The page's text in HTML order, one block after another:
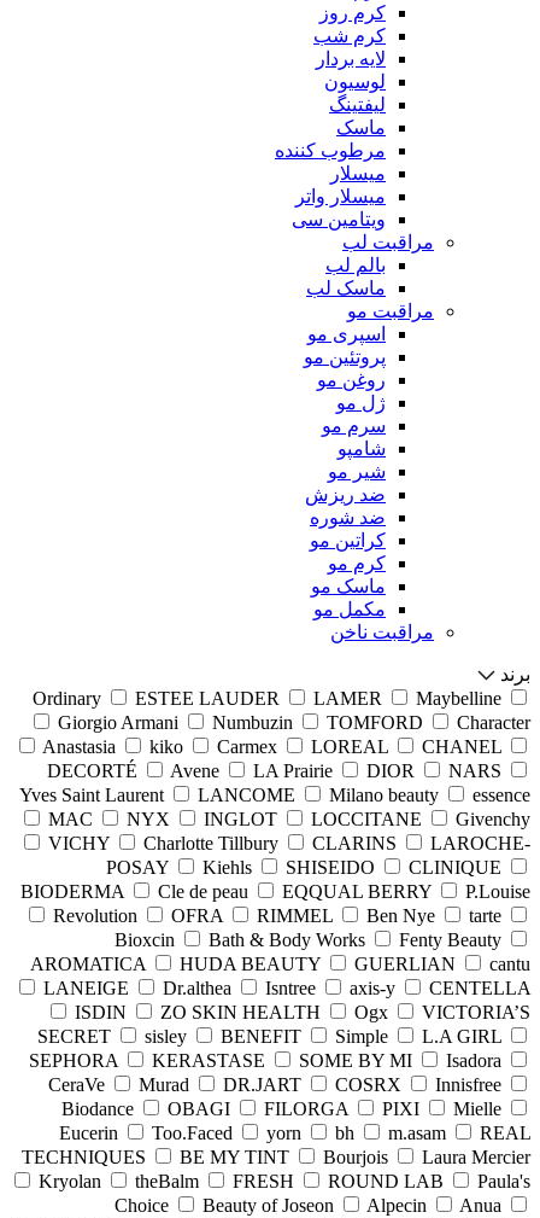
کرم روز
کرم شب
لایه بردار
لوسیون
لیفتینگ
ماسک
مرطوب کننده
میسلار
میسلار واتر
ویتامین سی
مراقبت لب
بالم لب
ماسک لب
مراقبت مو
اسپری مو
پروتئین مو
روغن مو
ژل مو
سرم مو
شامپو
شیر مو
ضد ریزش
ضد شوره
کراتین مو
کرم مو
ماسک مو
مکمل مو
مراقبت ناخن
برند
Ordinary
ESTEE LAUDER LAMER
Maybelline
Giorgio Armani
Numbuzin TOMFORD
Character
Anastasia
kiko Carmex LOREAL
CHANEL
DECORTÉ
Avene LA Prairie DIOR
NARS
Yves Saint Laurent
LANCOME Milano beauty
essence
MAC
NYX INGLOT LOCCITANE
Givenchy
VICHY
Charlotte Tillbury CLARINS
LAROCHE-
POSAY
Kiehls SHISEIDO
CLINIQUE
BIODERMA
Cle de peau EQQUAL BERRY
P.Louise
Revolution
OFRA RIMMEL Ben Nye
tarte
Bioxcin
Bath & Body Works
Fenty Beauty
AROMATICA
HUDA BEAUTY GUERLIAN
cantu
LANEIGE
Dr.althea Isntree axis-y
CENTELLA
ISDIN
ZO SKIN HEALTH Ogx
VICTORIA’S
SECRET
sisley BENEFIT Simple
L.A GIRL
SEPHORA
KERASTASE SOME BY MI
Isadora
CeraVe
Murad DR.JART COSRX
Innisfree
Biodance
OBAGI FILORGA PIXI
Mielle
Eucerin
Too.Faced yorn bh m.asam
REAL
TECHNIQUES
BE MY TINT Bourjois
Laura Mercier
Kryolan
theBalm FRESH ROUND LAB
Paula's
Choice
Beauty of Joseon Alpecin
Anua